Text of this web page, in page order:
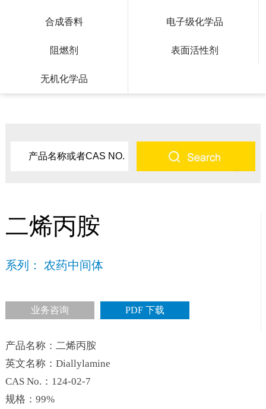
合成香料 电子级化学品
阻燃剂 表面活性剂
无机化学品
二烯丙胺
系列： 农药中间体
业务咨询 PDF 下载
产品名称：二烯丙胺
英文名称：Diallylamine
CAS No.：124-02-7
规格：99%